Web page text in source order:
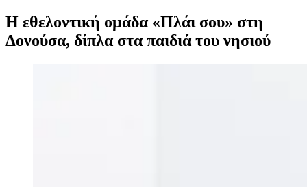
Η εθελοντική ομάδα «Πλάι σου» στη
Δονούσα, δίπλα στα παιδιά του νησιού